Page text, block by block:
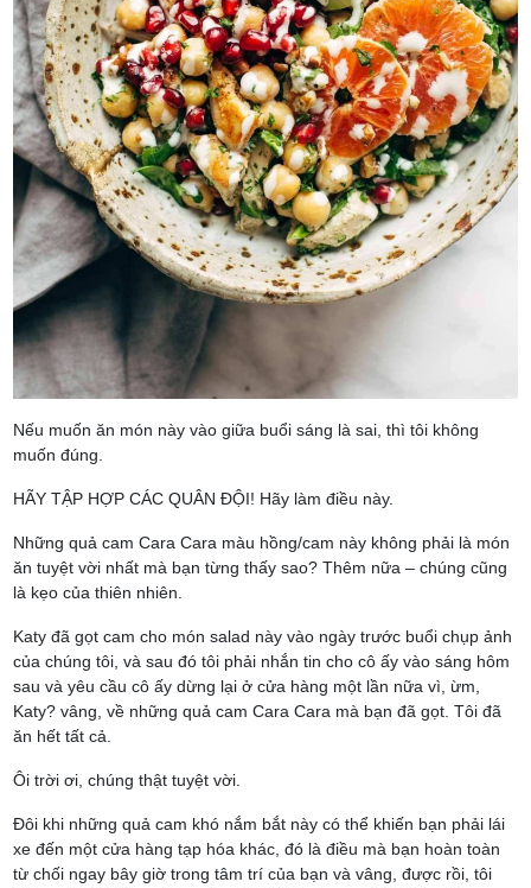
Nếu muốn ăn món này vào giữa buổi sáng là sai, thì tôi không
muốn đúng.
HÃY TẬP HỢP CÁC QUÂN ĐỘI! Hãy làm điều này.
Những quả cam Cara Cara màu hồng/cam này không phải là món
ăn tuyệt vời nhất mà bạn từng thấy sao? Thêm nữa – chúng cũng
là kẹo của thiên nhiên.
Katy đã gọt cam cho món salad này vào ngày trước buổi chụp ảnh
của chúng tôi, và sau đó tôi phải nhắn tin cho cô ấy vào sáng hôm
sau và yêu cầu cô ấy dừng lại ở cửa hàng một lần nữa vì, ừm,
Katy? vâng, về những quả cam Cara Cara mà bạn đã gọt. Tôi đã
ăn hết tất cả.
Ôi trời ơi, chúng thật tuyệt vời.
Đôi khi những quả cam khó nắm bắt này có thể khiến bạn phải lái
xe đến một cửa hàng tạp hóa khác, đó là điều mà bạn hoàn toàn
từ chối ngay bây giờ trong tâm trí của bạn và vâng, được rồi, tôi